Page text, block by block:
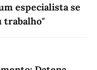
especialista se
trabalho"